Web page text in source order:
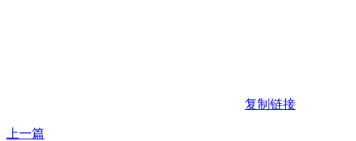
复制链接
上一篇